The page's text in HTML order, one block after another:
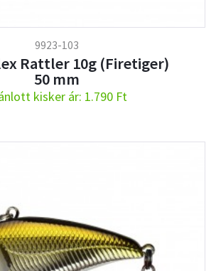
9923-103
Rattler 10g (Firetiger)
50 mm
kisker ár: 1.790 Ft